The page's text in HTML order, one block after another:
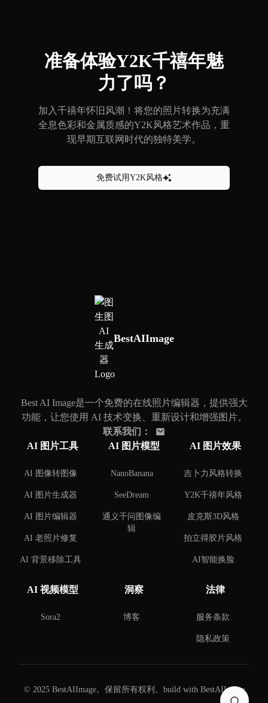
准备体验Y2K千禧年魅
力了吗？
加入千禧年怀旧风潮！将您的照片转换为充满
全息色彩和金属质感的Y2K风格艺术作品，重
现早期互联网时代的独特美学。
免费试用Y2K风格
BestAIImage
Best AI Image是一个免费的在线照片编辑器，提供强大
功能，让您使用 AI 技术变换、重新设计和增强图片。
联系我们 ：
AI 图片工具
AI 图像转图像
AI 图片生成器
AI 图片编辑器
AI 老照片修复
AI 背景移除工具
AI 图片模型
NanoBanana
SeeDream
通义千问图像编
辑
AI 图片效果
吉卜力风格转换
Y2K千禧年风格
皮克斯3D风格
拍立得胶片风格
AI智能换脸
器
AI名人合照制作
AI监狱定妆照制
AI 视频模型
Sora2
洞察
博客
法律
服务条款
隐私政策
© 2025 BestAIImage。保留所有权利。 build with BestAIImage